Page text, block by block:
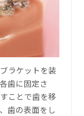
ラケットを装
歯に固定さ
ことで歯を移
歯の表面をし